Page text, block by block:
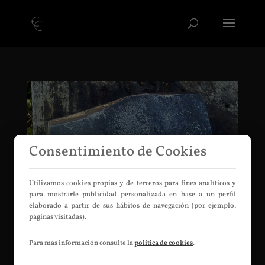
porEfrén Cofiné|Jul 11, 2016
Consentimiento de Cookies
Utilizamos cookies propias y de terceros para fines analíticos y
para mostrarle publicidad personalizada en base a un perfil
elaborado a partir de sus hábitos de navegación (por ejemplo,
páginas visitadas).
Para más información consulte lapolítica de cookies.